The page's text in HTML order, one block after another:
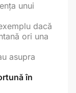
unui
dacă
ori una
asupra
în